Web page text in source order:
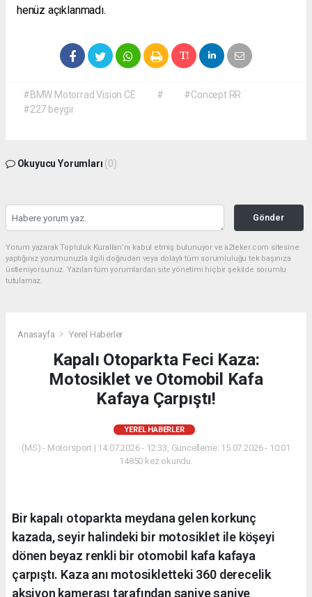
henüz açıklanmadı.
#BMW Motorrad Vision CE #
#Concept RR
#227 beygir
Okuyucu Yorumları (0)
Gönder
Yorum yazarak Topluluk Kuralları’nı kabul etmiş bulunuyor ve a2teker.com sitesine
yaptığınız yorumunuzla ilgili doğrudan veya dolaylı tüm sorumluluğu tek başınıza
üstleniyorsunuz. Yazılan tüm yorumlardan site yönetimi hiçbir şekilde sorumlu
tutulamaz.
Anasayfa Yerel Haberler
Kapalı Otoparkta Feci Kaza:
Motosiklet ve Otomobil Kafa
Kafaya Çarpıştı!
YEREL HABERLER
(MS) - Motorsport | 14.07.2026 - 12:33, Güncelleme: 15.07.2026 - 10:01
14850 kez okundu.
Bir kapalı otoparkta meydana gelen korkunç
kazada, seyir halindeki bir motosiklet ile köşeyi
dönen beyaz renkli bir otomobil kafa kafaya
çarpıştı. Kaza anı motosikletteki 360 derecelik
aksiyon kamerası tarafından saniye saniye